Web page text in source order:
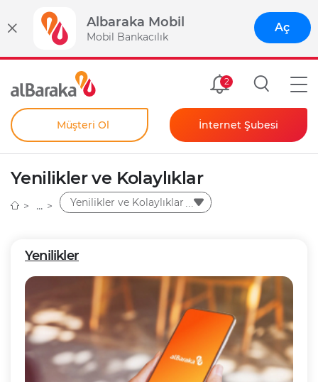
Albaraka Mobil
Mobil Bankacılık
Aç
Size Özel
2
Müşteri Ol
Kendim İçin
Şahıs Firmam İçin
İnternet Şubesi
Bireysel
Kurumsal
Anında Şifre
Yenilikler ve Kolaylıklar
Yenilikler ve Kolaylıklar
Yenilikler